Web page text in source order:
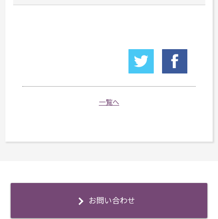
一覧へ
お問い合わせ